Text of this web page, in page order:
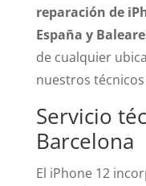
reparación de
España y
de cualquier
nuestros
Servicio
Barcelona
El iPhone 12